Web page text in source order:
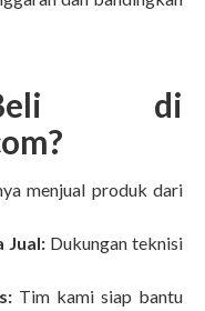
di
menjual produk dari
Jual: Dukungan teknisi
Tim kami siap bantu